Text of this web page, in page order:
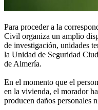
Para proceder a la
Civil organiza un amplio
de investigación, unidades
la Unidad de Seguridad
de Almería.
En el momento que el
en la vivienda, el morador
producen daños personales